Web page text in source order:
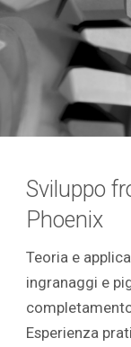
Sviluppo
Phoenix
Teoria e
ingranaggi e
Esperienza